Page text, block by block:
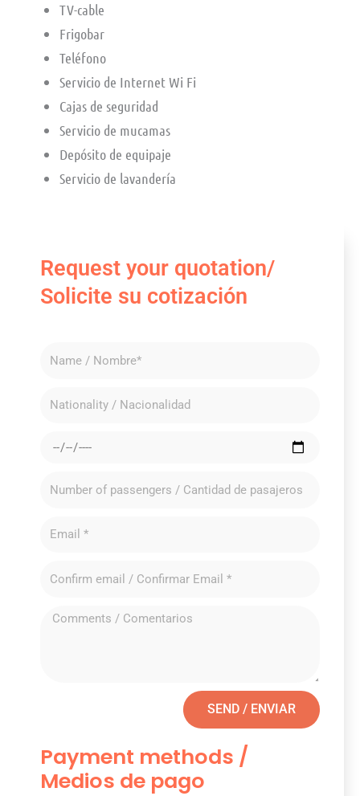
TV-cable
Frigobar
Teléfono
Servicio de Internet Wi Fi
Cajas de seguridad
Servicio de mucamas
Depósito de equipaje
Servicio de lavandería
Request your quotation/
Solicite su cotización
SEND / ENVIAR
Payment methods /
Medios de pago